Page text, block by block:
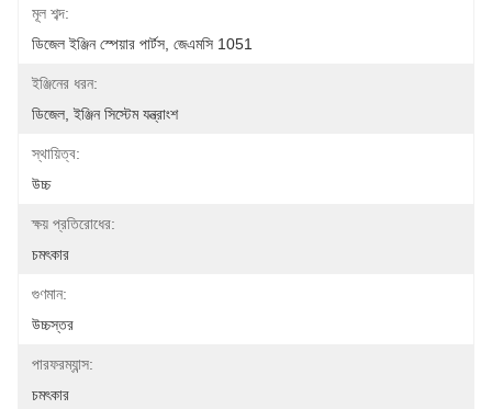
মূল শব্দ:
ডিজেল ইঞ্জিন স্পেয়ার পার্টস, জেএমসি 1051
ইঞ্জিনের ধরন:
ডিজেল, ইঞ্জিন সিস্টেম যন্ত্রাংশ
স্থায়িত্ব:
উচ্চ
ক্ষয় প্রতিরোধের:
চমৎকার
গুণমান:
উচ্চস্তর
পারফরম্যান্স:
চমৎকার